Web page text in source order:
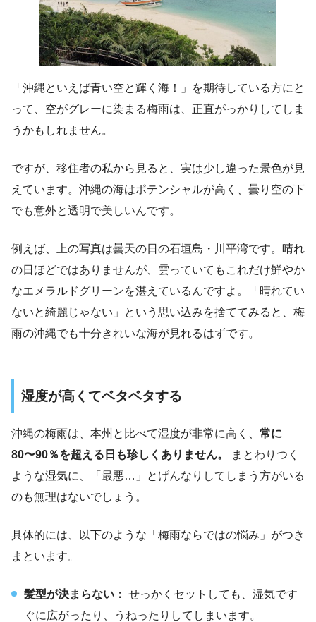
「沖縄といえば青い空と輝く海！」を期待している方にと
って、空がグレーに染まる梅雨は、正直がっかりしてしま
うかもしれません。
ですが、移住者の私から見ると、実は少し違った景色が見
えています。沖縄の海はポテンシャルが高く、曇り空の下
でも意外と透明で美しいんです。
例えば、上の写真は曇天の日の石垣島・川平湾です。晴れ
の日ほどではありませんが、雲っていてもこれだけ鮮やか
なエメラルドグリーンを湛えているんですよ。「晴れてい
ないと綺麗じゃない」という思い込みを捨ててみると、梅
雨の沖縄でも十分きれいな海が見れるはずです。
湿度が高くてベタベタする
沖縄の梅雨は、本州と比べて湿度が非常に高く、 常に
80〜90％を超える日も珍しくありません。
まとわりつく
ような湿気に、「最悪…」とげんなりしてしまう方がいる
のも無理はないでしょう。
具体的には、以下のような「梅雨ならではの悩み」がつき
まといます。
髪型が決まらない： せっかくセットしても、湿気です
ぐに広がったり、うねったりしてしまいます。